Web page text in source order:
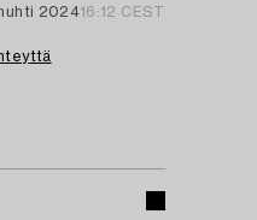
202416:12 CEST